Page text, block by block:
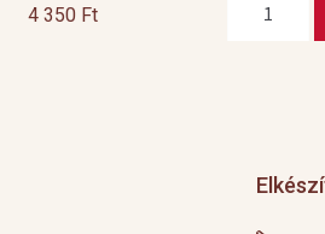
4 350 Ft
grapefruit
mennyiség